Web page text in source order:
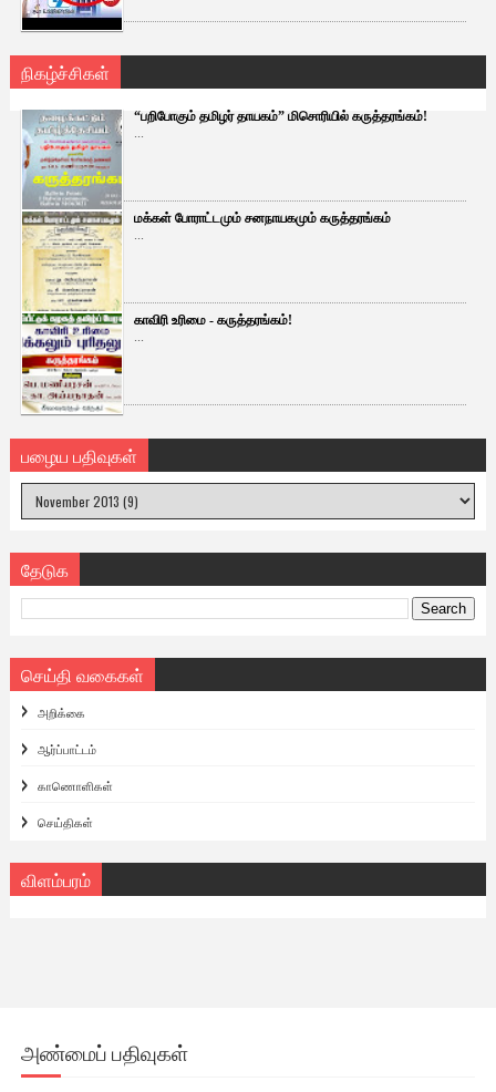
நிகழ்ச்சிகள்
“பறிபோகும் தமிழர் தாயகம்” மிசொரியில் கருத்தரங்கம்!
...
மக்கள் போராட்டமும் சனநாயகமும் கருத்தரங்கம்
...
காவிரி உரிமை - கருத்தரங்கம்!
...
பழைய பதிவுகள்
தேடுக
செய்தி வகைகள்
அறிக்கை
ஆர்ப்பாட்டம்
காணொளிகள்
செய்திகள்
விளம்பரம்
அண்மைப் பதிவுகள்